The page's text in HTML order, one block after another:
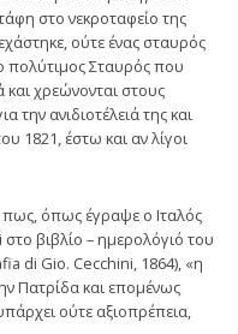
στο νεκροταφείο της
ούτε ένας σταυρός
πολύτιμος Σταυρός που
χρεώνονται στους
ανιδιοτέλειά της και
1821, έστω και αν λίγοι
όπως έγραψε ο Ιταλός
βιβλίο – ημερολόγιό του
di Gio. Cecchini, 1864), «η
Πατρίδα και επομένως
ούτε αξιοπρέπεια,